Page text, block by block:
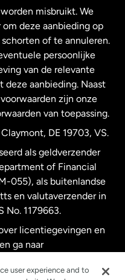
English
Español
misbruikt. We
deze aanbieding op
of te annuleren.
persoonlijke
van de relevante
aanbieding. Naast
zijn onze
van toepassing.
DE 19703, VS.
als geldverzender
of Financial
055), als buitenlandse
en valutaverzender in
No. 1179663.
licentiegevingen en
ga naar
user experience and to